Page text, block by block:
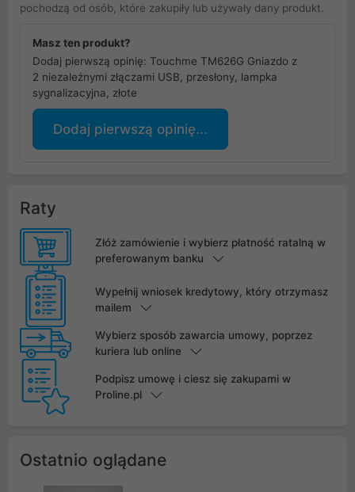
pochodzą od osób, które zakupiły lub używały dany produkt.
Masz ten produkt?
Dodaj pierwszą opinię: Touchme TM626G Gniazdo z
2 niezależnymi złączami USB, przesłony, lampka
sygnalizacyjna, złote
Dodaj pierwszą opinię...
Raty
Złóż zamówienie i wybierz płatność ratalną w
preferowanym banku
Wypełnij wniosek kredytowy, który otrzymasz
mailem
Wybierz sposób zawarcia umowy, poprzez
kuriera lub online
Podpisz umowę i ciesz się zakupami w
Proline.pl
Ostatnio oglądane